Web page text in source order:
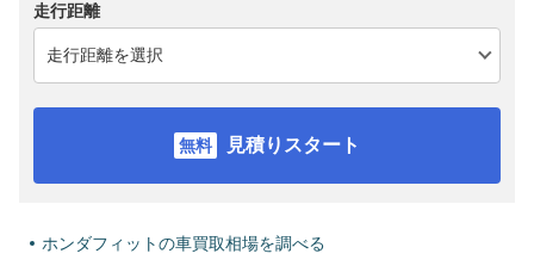
走行距離
見積りスタート
ホンダフィットの車買取相場を調べる